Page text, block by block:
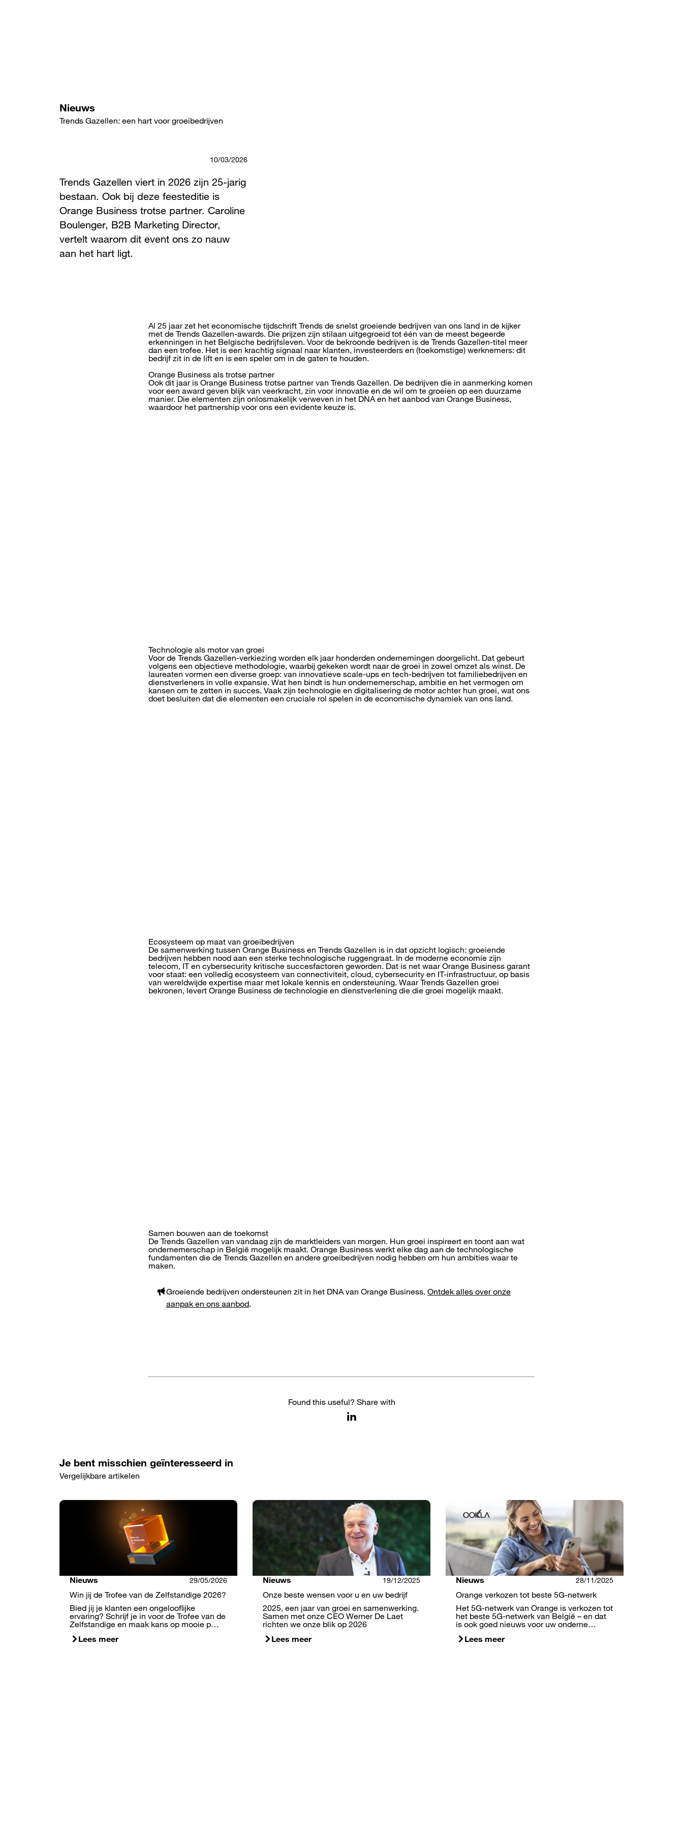
Nieuws
Trends Gazellen: een hart voor groeibedrijven
10/03/2026
Trends Gazellen viert in 2026 zijn 25-jarig
bestaan. Ook bij deze feesteditie is
Orange Business trotse partner. Caroline
Boulenger, B2B Marketing Director,
vertelt waarom dit event ons zo nauw
aan het hart ligt.
Al 25 jaar zet het economische tijdschrift Trends de snelst groeiende bedrijven van ons land in de kijker
met de Trends Gazellen-awards. Die prijzen zijn stilaan uitgegroeid tot één van de meest begeerde
erkenningen in het Belgische bedrijfsleven. Voor de bekroonde bedrijven is de Trends Gazellen-titel meer
dan een trofee. Het is een krachtig signaal naar klanten, investeerders en (toekomstige) werknemers: dit
bedrijf zit in de lift en is een speler om in de gaten te houden.
Orange Business als trotse partner
Ook dit jaar is Orange Business trotse partner van Trends Gazellen. De bedrijven die in aanmerking komen
voor een award geven blijk van veerkracht, zin voor innovatie en de wil om te groeien op een duurzame
manier. Die elementen zijn onlosmakelijk verweven in het DNA en het aanbod van Orange Business,
waardoor het partnership voor ons een evidente keuze is.
Technologie als motor van groei
Voor de Trends Gazellen-verkiezing worden elk jaar honderden ondernemingen doorgelicht. Dat gebeurt
volgens een objectieve methodologie, waarbij gekeken wordt naar de groei in zowel omzet als winst. De
laureaten vormen een diverse groep: van innovatieve scale-ups en tech-bedrijven tot familiebedrijven en
dienstverleners in volle expansie. Wat hen bindt is hun ondernemerschap, ambitie en het vermogen om
kansen om te zetten in succes. Vaak zijn technologie en digitalisering de motor achter hun groei, wat ons
doet besluiten dat die elementen een cruciale rol spelen in de economische dynamiek van ons land.
Ecosysteem op maat van groeibedrijven
De samenwerking tussen Orange Business en Trends Gazellen is in dat opzicht logisch: groeiende
bedrijven hebben nood aan een sterke technologische ruggengraat. In de moderne economie zijn
telecom, IT en cybersecurity kritische succesfactoren geworden. Dat is net waar Orange Business garant
voor staat: een volledig ecosysteem van connectiviteit, cloud, cybersecurity en IT-infrastructuur, op basis
van wereldwijde expertise maar met lokale kennis en ondersteuning. Waar Trends Gazellen groei
bekronen, levert Orange Business de technologie en dienstverlening die die groei mogelijk maakt.
Samen bouwen aan de toekomst
De Trends Gazellen van vandaag zijn de marktleiders van morgen. Hun groei inspireert en toont aan wat
ondernemerschap in België mogelijk maakt. Orange Business werkt elke dag aan de technologische
fundamenten die de Trends Gazellen en andere groeibedrijven nodig hebben om hun ambities waar te
maken.
Groeiende bedrijven ondersteunen zit in het DNA van Orange Business. Ontdek alles over onze
aanpak en ons aanbod.
Found this useful? Share with
Je bent misschien geïnteresseerd in
Vergelijkbare artikelen
Nieuws 29/05/2026
Win jij de Trofee van de Zelfstandige 2026?
Bied jij je klanten een ongelooflijke
ervaring? Schrijf je in voor de Trofee van de
Zelfstandige en maak kans op mooie p…
Lees meer
Nieuws 19/12/2025
Onze beste wensen voor u en uw bedrijf
2025, een jaar van groei en samenwerking.
Samen met onze CEO Werner De Laet
richten we onze blik op 2026
Lees meer
Nieuws 28/11/2025
Orange verkozen tot beste 5G-netwerk
Het 5G-netwerk van Orange is verkozen tot
het beste 5G-netwerk van België – en dat
is ook goed nieuws voor uw onderne…
Lees meer